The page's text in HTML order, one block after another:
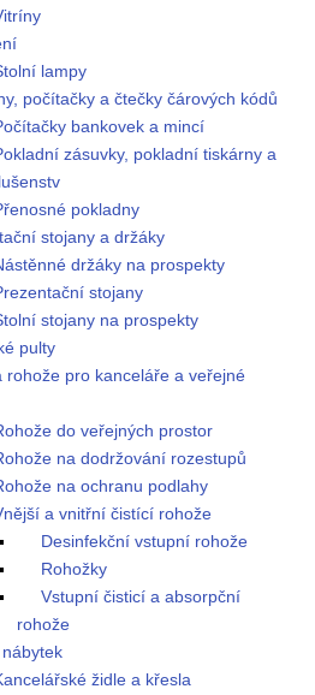
lampy
počítačky a čtečky čárových kódů
bankovek a mincí
zásuvky, pokladní tiskárny a
pokladny
stojany a držáky
držáky na prospekty
stojany
stojany na prospekty
pulty
rohože pro kanceláře a veřejné
do veřejných prostor
na dodržování rozestupů
na ochranu podlahy
a vnitřní čistící rohože
Desinfekční vstupní rohože
Rohožky
Vstupní čisticí a absorpční
rohože
židle a křesla